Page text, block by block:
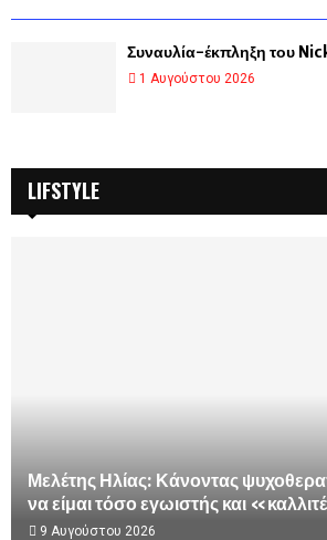
LIFSTYLE
Μελέτης Ηλίας: Κάνοντας
να είμαι τόσο εγωιστής και
9 Αυγούστου 2026
Συναυλία-έκπληξη του
1 Αυγούστου 2026